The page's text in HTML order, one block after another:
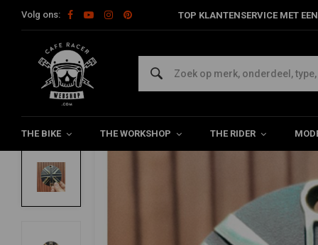
Volg ons: TOP KLANTENSERVICE MET
THE BIKE THE WORKSHOP THE RIDER
Home Model Specifiek Triumph Tank & Toebehoren
MOTONE
Punten ACG-Cover/Badge | Union Jack |